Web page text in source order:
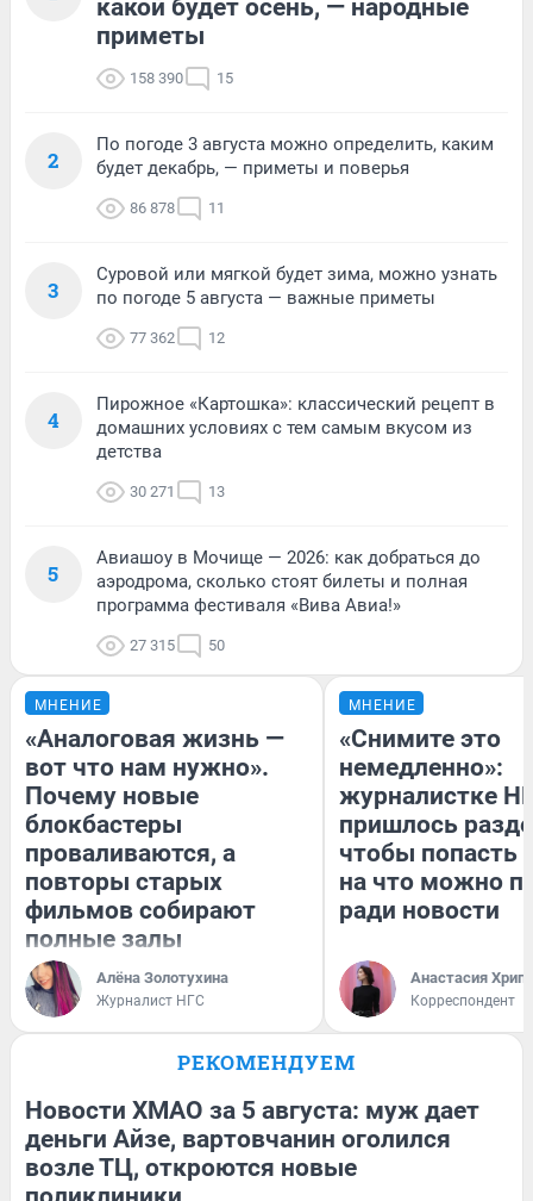
какой будет осень, — народные
приметы
158 390 15
2
По погоде 3 августа можно определить, каким
будет декабрь, — приметы и поверья
86 878 11
3
Суровой или мягкой будет зима, можно узнать
по погоде 5 августа — важные приметы
77 362 12
4
Пирожное «Картошка»: классический рецепт в
домашних условиях с тем самым вкусом из
детства
30 271 13
5
Авиашоу в Мочище — 2026: как добраться до
аэродрома, сколько стоят билеты и полная
программа фестиваля «Вива Авиа!»
27 315 50
МНЕНИЕ
«Аналоговая жизнь —
вот что нам нужно».
Почему новые
блокбастеры
проваливаются, а
повторы старых
фильмов собирают
полные залы
Алёна Золотухина
Журналист НГС
МНЕНИЕ
«Снимите это
немедленно»:
журналистке
пришлось
чтобы попасть
на что можно
ради новости
Анастасия
Корреспондент
РЕКОМЕНДУЕМ
Новости ХМАО за 5 августа: муж дает
деньги Айзе, вартовчанин оголился
возле ТЦ, откроются новые